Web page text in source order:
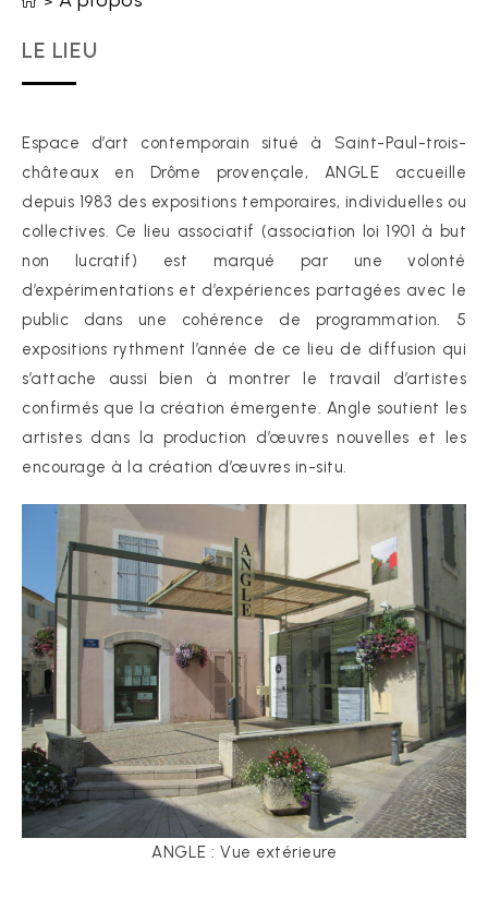
LE LIEU
Espace d’art contemporain situé à Saint-Paul-trois-
châteaux en Drôme provençale, ANGLE accueille
depuis 1983 des expositions temporaires, individuelles ou
collectives. Ce lieu associatif (association loi 1901 à but
non lucratif) est marqué par une volonté
d’expérimentations et d’expériences partagées avec le
public dans une cohérence de programmation. 5
expositions rythment l’année de ce lieu de diffusion qui
s’attache aussi bien à montrer le travail d’artistes
confirmés que la création émergente. Angle soutient les
artistes dans la production d’œuvres nouvelles et les
encourage à la création d’œuvres in-situ.
ANGLE : Vue extérieure